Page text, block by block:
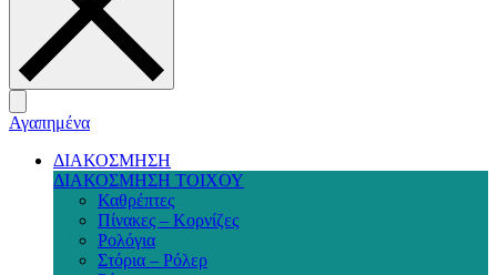
Αγαπημένα
ΔΙΑΚΟΣΜΗΣΗ
ΔΙΑΚΟΣΜΗΣΗ ΤΟΙΧΟΥ
Καθρέπτες
Πίνακες – Κορνίζες
Ρολόγια
Στόρια – Ρόλερ